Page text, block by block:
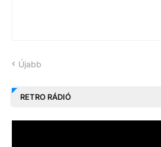
Újabb
RETRO RÁDIÓ